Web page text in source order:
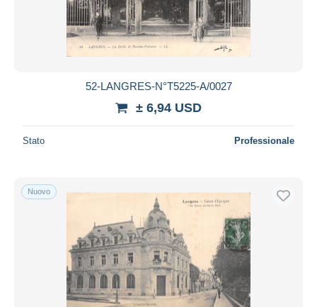
52-LANGRES-N°T5225-A/0027
± 6,94 USD
Stato Professionale
Nuovo